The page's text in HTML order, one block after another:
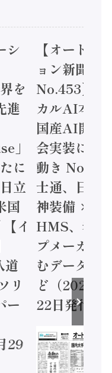
シ
を
進
」
に
立
国
イ
道
リ
ー
29
【オートメ
ョン新聞
No.453】フ
カルAI本格
国産AI開発
会実装に活
動き
士通、日立
神装備 ×
HMS、老舗
プメーカー
むデータ活
ど（2026年
22日発行）